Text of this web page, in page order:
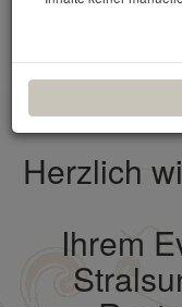
Tage
Monat
Herzlich
Ihrem